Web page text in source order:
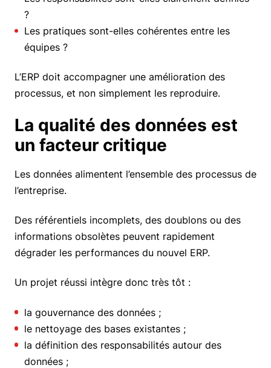
?
Les pratiques sont-elles cohérentes entre les
équipes ?
L’ERP doit accompagner une amélioration des
processus, et non simplement les reproduire.
La qualité des données est
un facteur critique
Les données alimentent l’ensemble des processus de
l’entreprise.
Des référentiels incomplets, des doublons ou des
informations obsolètes peuvent rapidement
dégrader les performances du nouvel ERP.
Un projet réussi intègre donc très tôt :
la gouvernance des données ;
le nettoyage des bases existantes ;
la définition des responsabilités autour des
données ;